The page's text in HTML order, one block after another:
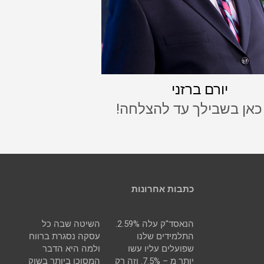
יורם ברזני
כאן בשבילך עד להצלחה!
כתבות אחרונות
הנאסד"ק עלה 2.59%.
התלמידים שלנו
שפועלים עליו עשו
יותר מ – 7.5%. וזה רק
השיטה שבה כל
עסקה נסגרת ברווח
ולמה היא הדבר
המסוכן ביותר בשוק